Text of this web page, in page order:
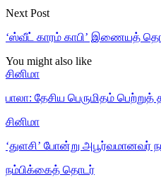
Next Post
‘ஸ்வீட் காரம் காபி’ இணையத்
You might also like
சினிமா
பாலா: தேசிய பெருமிதம்
சினிமா
‘துளசி’ போன்று அபூர்வமானவர்
நம்பிக்கைத் தொடர்